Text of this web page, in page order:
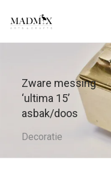
Zware messing
‘ultima 15’
asbak/doos
Decoratie